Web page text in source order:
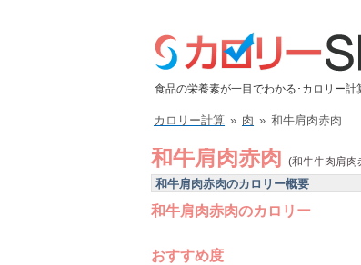
食品の栄養素が一目でわかる･カロリー計
カロリー計算 » 肉 » 和牛肩肉赤肉
和牛肩肉赤肉 (和牛牛肉肩肉
和牛肩肉赤肉のカロリー概要
和牛肩肉赤肉のカロリー
おすすめ度